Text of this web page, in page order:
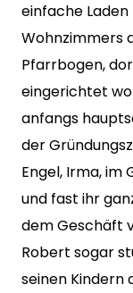
einfache
Wohnzimmers
Pfarrbogen,
eingerichtet
anfangs
der
Engel, Irma, im
und fast ihr
dem Geschäft
Robert sogar
seinen Kindern